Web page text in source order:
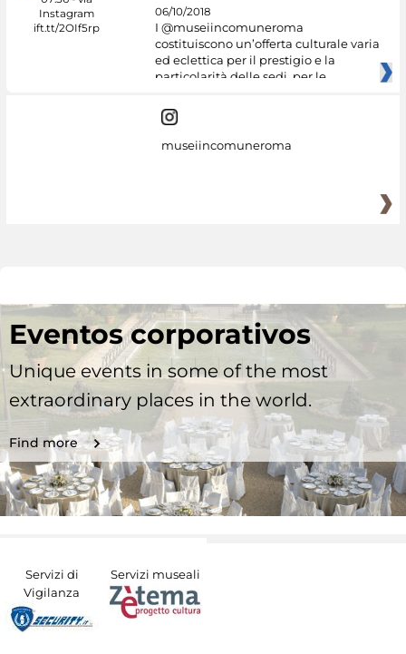
06/10/2018
I @museiincomuneroma
costituiscono un’offerta culturale varia
ed eclettica per il prestigio e la
particolarità delle sedi, per le
museiincomuneroma
Eventos corporativos
Unique events in some of the most
extraordinary places in the world.
Find more
Servizi di
Vigilanza
Servizi museali